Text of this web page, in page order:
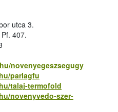
utca 3.
407.
novenyegeszsegugy
parlagfu
talaj-termofold
novenyvedo-szer-